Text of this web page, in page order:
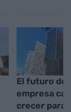
El futuro de
empresa
crecer para